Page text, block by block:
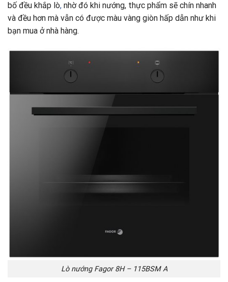
bố đều khắp lò, nhờ đó khi nướng, thực phẩm sẽ chín nhanh
và đều hơn mà vẫn có được màu vàng giòn hấp dẫn như khi
bạn mua ở nhà hàng.
Lò nướng Fagor 8H – 115BSM A